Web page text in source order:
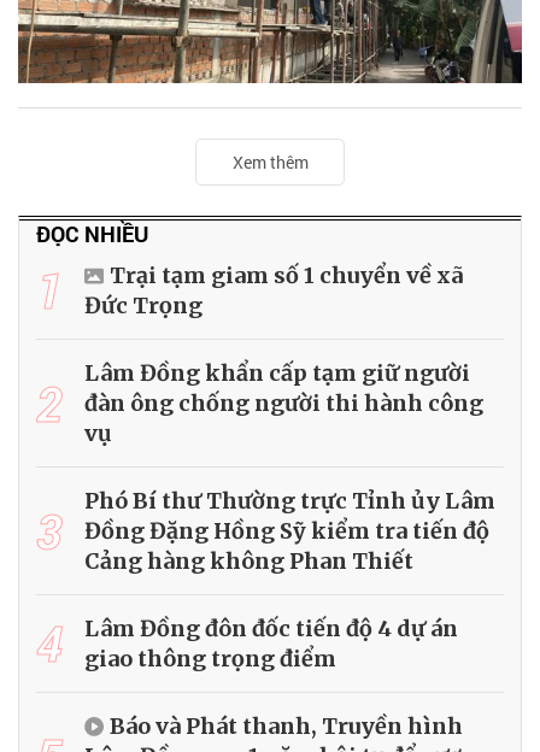
Xem thêm
ĐỌC NHIỀU
1
Trại tạm giam số 1 chuyển về xã
Đức Trọng
2
Lâm Đồng khẩn cấp tạm giữ người
đàn ông chống người thi hành công
vụ
3
Phó Bí thư Thường trực Tỉnh ủy Lâm
Đồng Đặng Hồng Sỹ kiểm tra tiến độ
Cảng hàng không Phan Thiết
4
Lâm Đồng đôn đốc tiến độ 4 dự án
giao thông trọng điểm
Báo và Phát thanh, Truyền hình